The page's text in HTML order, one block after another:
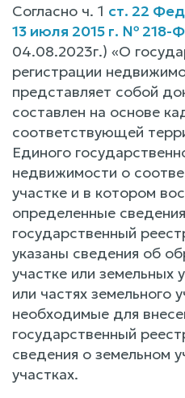
Согласно ч. 1 ст. 22
13 июля 2015 г. № 218-
04.08.2023г.) «О
регистрации
представляет собой
составлен на основе
соответствующей
Единого
недвижимости о
участке и в котором
определенные
государственный
указаны сведения об
участке или земельных
или частях земельного
необходимые для
государственный
сведения о земельном
участках.